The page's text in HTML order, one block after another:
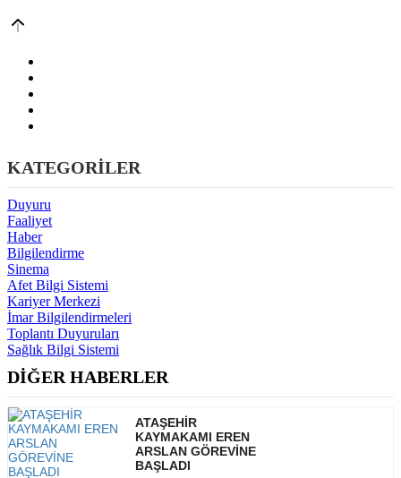
KATEGORİLER
Duyuru
Faaliyet
Haber
Bilgilendirme
Sinema
Afet Bilgi Sistemi
Kariyer Merkezi
İmar Bilgilendirmeleri
Toplantı Duyuruları
Sağlık Bilgi Sistemi
DİĞER HABERLER
ATAŞEHİR
KAYMAKAMI EREN
ARSLAN GÖREVİNE
BAŞLADI